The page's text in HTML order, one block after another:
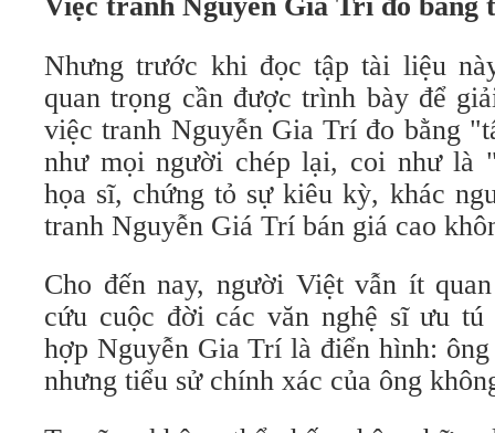
Nhưng trước khi đọc tập tài liệu
quan trọng cần được trình bày để
việc tranh Nguyễn Gia Trí đo bằng
như mọi người chép lại, coi như là
họa sĩ, chứng tỏ sự kiêu kỳ, khác
tranh Nguyễn Giá Trí bán giá cao
Cho đến nay, người Việt vẫn ít
cứu cuộc đời các văn nghệ sĩ ưu
hợp Nguyễn Gia Trí là điển hình:
nhưng tiểu sử chính xác của ông